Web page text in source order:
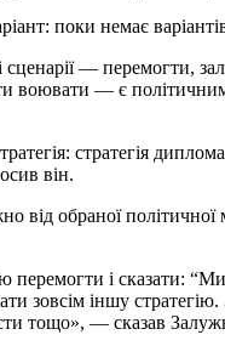
поки немає
— перемогти,
воювати — є
стратегія
він.
від обраної
і сказати:
зовсім іншу
тощо», — сказав